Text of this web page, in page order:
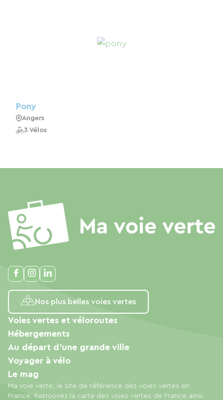
Pony
Angers
3 Vélos
Nos plus belles voies vertes
Ma voie verte, le site de référence des voies vertes en
France. Retrouvez la carte des voies vertes de France ainsi
Voies vertes et véloroutes
Hébergements
Au départ d'une grande ville
Voyager à vélo
Le mag